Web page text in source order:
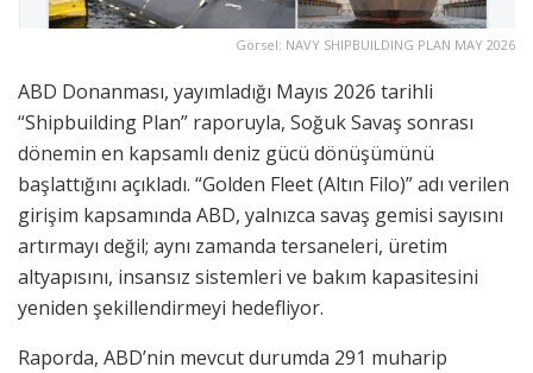
Görsel: NAVY SHIPBUILDING PLAN MAY 2026
ABD Donanması, yayımladığı Mayıs 2026 tarihli
“Shipbuilding Plan” raporuyla, Soğuk Savaş sonrası
dönemin en kapsamlı deniz gücü dönüşümünü
başlattığını açıkladı. “Golden Fleet (Altın Filo)” adı verilen
girişim kapsamında ABD, yalnızca savaş gemisi sayısını
artırmayı değil; aynı zamanda tersaneleri, üretim
altyapısını, insansız sistemleri ve bakım kapasitesini
yeniden şekillendirmeyi hedefliyor.
Raporda, ABD’nin mevcut durumda 291 muharip